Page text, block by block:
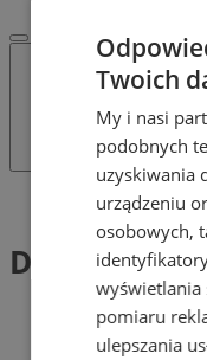
Tag: Dolina
Dolina
Twoich
My i nasi
podobnych
uzyskiwania
urządzeniu
osobowych,
wyświetlania
pomiaru
ulepszania